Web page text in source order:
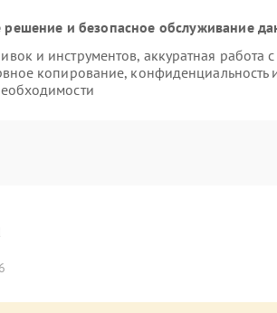
и безопасное обслуживание
и инструментов, аккуратная работа с
копирование, конфиденциальность